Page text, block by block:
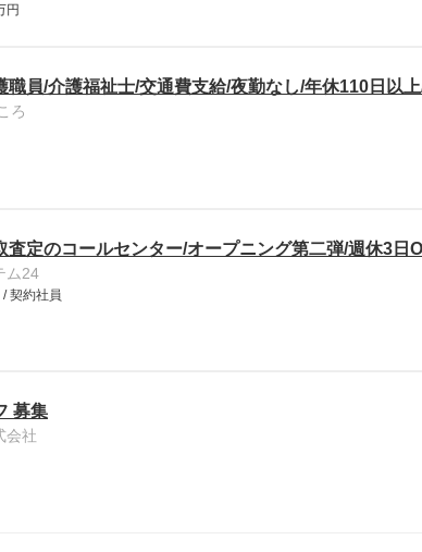
円
職員/介護福祉士/交通費支給/夜勤なし/年休110日以
ろ
査定のコールセンター/オープニング第二弾/週休3日
ム24
契約社員
募集
会社